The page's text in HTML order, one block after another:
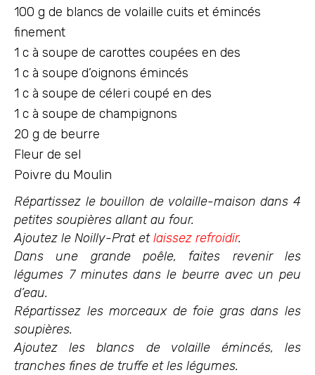
100 g de blancs de volaille cuits et émincés
finement
1 c à soupe de carottes coupées en des
1 c à soupe d’oignons émincés
1 c à soupe de céleri coupé en des
1 c à soupe de champignons
20 g de beurre
Fleur de sel
Poivre du Moulin
Répartissez le bouillon de volaille-maison dans 4
petites soupières allant au four.
Ajoutez le Noilly-Prat etlaissez refroidir.
Dans une grande poêle, faites revenir les
légumes 7 minutes dans le beurre avec un peu
d’eau.
Répartissez les morceaux de foie gras dans les
soupières.
Ajoutez les blancs de volaille émincés, les
tranches fines de truffe et les légumes.